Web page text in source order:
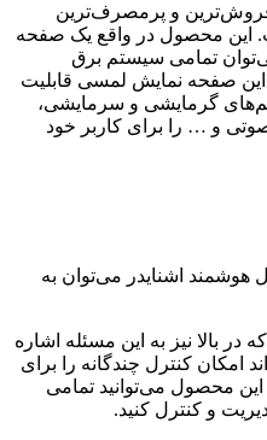
و پرمصرف‌ترین
این محصول در واقع یک صفحه
تمامی سیستم برق
صفحه نمایش لمسی قابلیت
گرمایشی و سرمایشی،
و … را برای کاربر خود
هوشمند اشنایدر می‌توان به
در بالا نیز به این مسئله اشاره
امکان کنترل چندگانه را برای
این محصول می‌توانید تمامی
و کنترل کنید.